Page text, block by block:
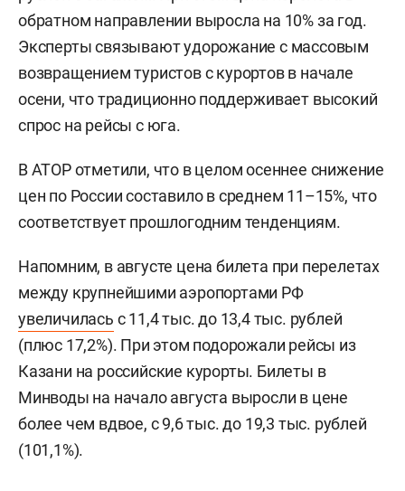
обратном направлении выросла на 10% за год.
Эксперты связывают удорожание с массовым
возвращением туристов с курортов в начале
осени, что традиционно поддерживает высокий
спрос на рейсы с юга.
В АТОР отметили, что в целом осеннее снижение
цен по России составило в среднем 11–15%, что
соответствует прошлогодним тенденциям.
Напомним, в августе цена билета при перелетах
между крупнейшими аэропортами РФ
увеличилась с 11,4 тыс. до 13,4 тыс. рублей
(плюс 17,2%). При этом подорожали рейсы из
Казани на российские курорты. Билеты в
Минводы на начало августа выросли в цене
более чем вдвое, с 9,6 тыс. до 19,3 тыс. рублей
(101,1%).